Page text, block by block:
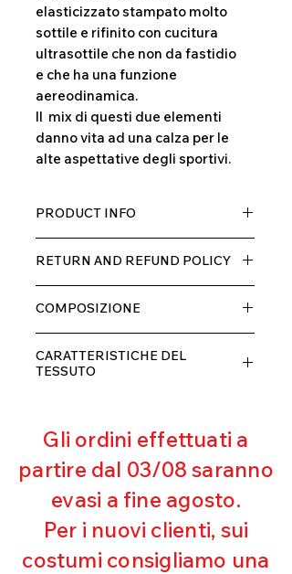
elasticizzato stampato molto
sottile e rifinito con cucitura
ultrasottile che non da fastidio
e che ha una funzione
aereodinamica.
Il mix di questi due elementi
danno vita ad una calza per le
alte aspettative degli sportivi.
PRODUCT INFO
RETURN AND REFUND POLICY
entro 10 giorni dal ricevimento,
rimborseremo il cliente, escluse le
spese di spedizione, non appena
riceveremo la merce resa ed
COMPOSIZIONE
Gambale: Poliestere 80 e elastane
20
CARATTERISTICHE DEL
TESSUTO
Resistente al pilling
Eccellente protezione dai raggi
UV
Cura
Mantenimento della forma
Perfetta vestibilità
Comfort
Gli ordini effettuati a
partire dal 03/08 saranno
evasi a fine agosto.
Per i nuovi clienti, sui
costumi consigliamo una